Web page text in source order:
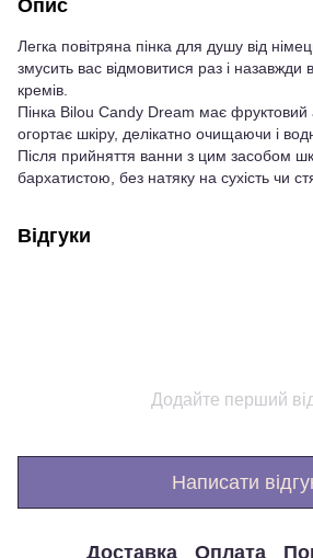
Опис
Легка повітряна пінка для душу від
змусить вас відмовитися раз і назавжди
кремів.
Пінка Bilou Candy Dream має
огортає шкіру, делікатно очищаючи і
Після прийняття ванни з цим засобом
бархатистою, без натяку на сухість чи
Відгуки
Додайте перший
Написати
Доставка Оплата